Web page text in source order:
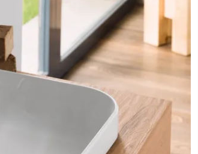
Le camerette realizzate pensando a te!